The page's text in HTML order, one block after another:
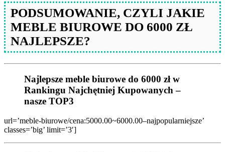
PODSUMOWANIE, CZYLI JAKIE
MEBLE BIUROWE DO 6000 ZŁ
NAJLEPSZE?
Najlepsze meble biurowe do 6000 zł w
Rankingu Najchętniej Kupowanych –
nasze TOP3
url=’meble-biurowe/cena:5000.00~6000.00–najpopularniejsze’
classes=’big’ limit=’3′]